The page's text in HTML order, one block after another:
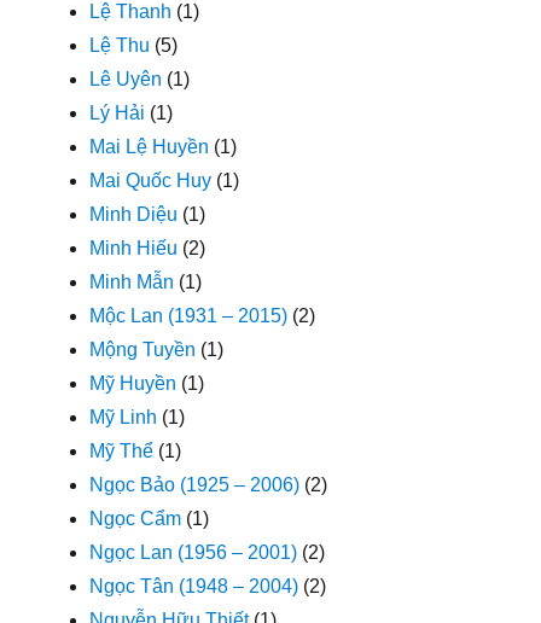
Lệ Thanh (1)
Lệ Thu (5)
Lê Uyên (1)
Lý Hải (1)
Mai Lệ Huyền (1)
Mai Quốc Huy (1)
Minh Diệu (1)
Minh Hiếu (2)
Minh Mẫn (1)
Mộc Lan (1931 – 2015) (2)
Mộng Tuyền (1)
Mỹ Huyền (1)
Mỹ Linh (1)
Mỹ Thể (1)
Ngọc Bảo (1925 – 2006) (2)
Ngọc Cẩm (1)
Ngọc Lan (1956 – 2001) (2)
Ngọc Tân (1948 – 2004) (2)